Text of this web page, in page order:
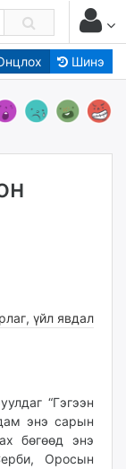
Шинэ
, үйл явдал
“Гэгээн
энэ сарын
бөгөөд энэ
Оросын